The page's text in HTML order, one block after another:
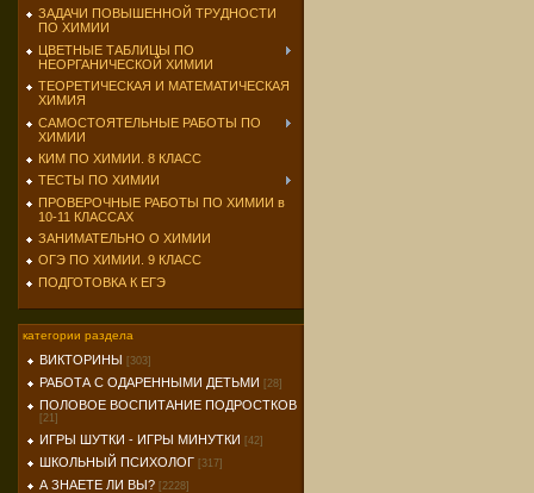
ЗАДАЧИ ПОВЫШЕННОЙ ТРУДНОСТИ
ПО ХИМИИ
ЦВЕТНЫЕ ТАБЛИЦЫ ПО
НЕОРГАНИЧЕСКОЙ ХИМИИ
ТЕОРЕТИЧЕСКАЯ И МАТЕМАТИЧЕСКАЯ
ХИМИЯ
САМОСТОЯТЕЛЬНЫЕ РАБОТЫ ПО
ХИМИИ
КИМ ПО ХИМИИ. 8 КЛАСС
ТЕСТЫ ПО ХИМИИ
ПРОВЕРОЧНЫЕ РАБОТЫ ПО ХИМИИ в
10-11 КЛАССАХ
ЗАНИМАТЕЛЬНО О ХИМИИ
ОГЭ ПО ХИМИИ. 9 КЛАСС
ПОДГОТОВКА К ЕГЭ
категории раздела
ВИКТОРИНЫ [303]
РАБОТА С ОДАРЕННЫМИ ДЕТЬМИ [28]
ПОЛОВОЕ ВОСПИТАНИЕ ПОДРОСТКОВ
[21]
ИГРЫ ШУТКИ - ИГРЫ МИНУТКИ [42]
ШКОЛЬНЫЙ ПСИХОЛОГ [317]
А ЗНАЕТЕ ЛИ ВЫ? [2228]